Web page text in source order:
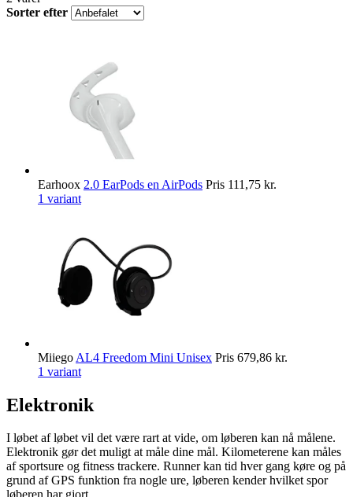
Sorter efter
Earhoox 2.0 EarPods en AirPods Pris 111,75 kr.
1 variant
Miiego AL4 Freedom Mini Unisex Pris 679,86 kr.
1 variant
Elektronik
I løbet af løbet vil det være rart at vide, om løberen kan nå målene.
Elektronik gør det muligt at måle dine mål. Kilometerene kan måles
af sportsure og fitness trackere. Runner kan tid hver gang køre og på
grund af GPS funktion fra nogle ure, løberen kender hvilket spor